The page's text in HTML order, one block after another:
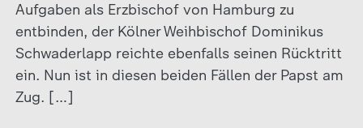
Aufgaben als Erzbischof von Hamburg zu
entbinden, der Kölner Weihbischof Dominikus
Schwaderlapp reichte ebenfalls seinen Rücktritt
ein. Nun ist in diesen beiden Fällen der Papst am
Zug. […]